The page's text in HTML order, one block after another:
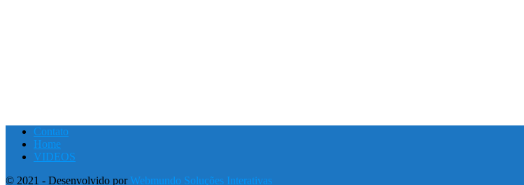
Contato
Home
VIDEOS
© 2021 - Desenvolvido porWebmundo Soluções Interativas